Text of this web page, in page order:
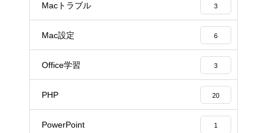
Macトラブル 3
Mac設定 6
Office学習 3
PHP 20
PowerPoint 1